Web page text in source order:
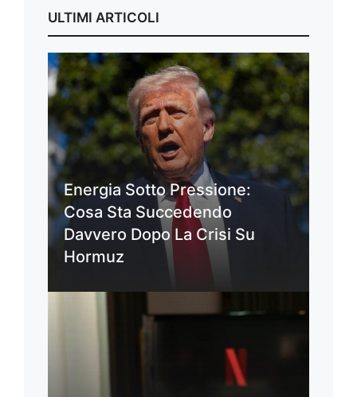
ULTIMI ARTICOLI
Energia Sotto Pressione:
Cosa Sta Succedendo
Davvero Dopo La Crisi Su
Hormuz